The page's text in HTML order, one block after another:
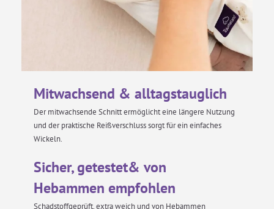
Mitwachsend & alltagstauglich
Der mitwachsende Schnitt ermöglicht eine längere Nutzung
und der praktische Reißverschluss sorgt für ein einfaches
Wickeln.
Sicher, getestet& von
Hebammen empfohlen
Schadstoffgeprüft, extra weich und von Hebammen